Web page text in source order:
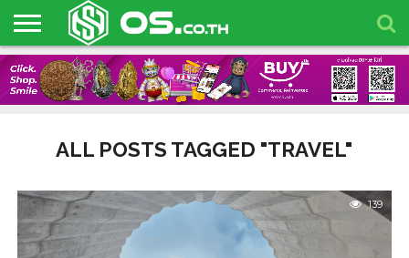
HOME
BLOG
ARTIFICIAL
INTELLIGENCE
BLOCKCHAIN
BUSINESS
NEWS
OS
EVENTS
OS
TALK!
OS
TOYS
ALL POSTS TAGGED "TRAVEL"
139